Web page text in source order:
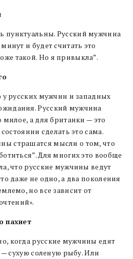
пунктуальны. Русский мужчина
и будет считать это
такой. Но я привыкла”.
у русских мужчин и западных
Русский мужчина
милое, а для британки — это
сделать это сама.
страшатся мысли о том, что
Для многих это вообще
что русские мужчины ведут
даже не одно, а два поколения
но все зависит от
пахнет
когда русские мужчины едят
— сухую соленую рыбу. Или